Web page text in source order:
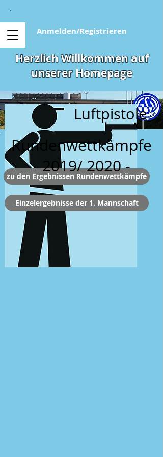
Anmelden/Registrieren
Herzlich Willkommen auf
unserer Homepage
zu den Ergebnissen Rundenwettkämpfe
Einzelergebnisse der 1. Mannschaft
Luftpistole
Rundenwettkämpfe
- 2019/ 2020 -